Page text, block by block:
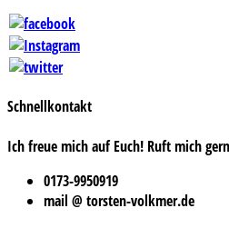
Schnellkontakt
Ich freue mich auf Euch! Ruft mich
0173-9950919
mail @ torsten-volkmer.de